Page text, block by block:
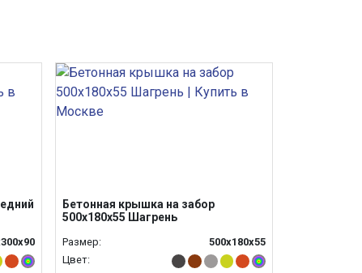
Бетонная крышка на забор
500х180х55 Шагрень
Размер:
500х180х55
Цвет: